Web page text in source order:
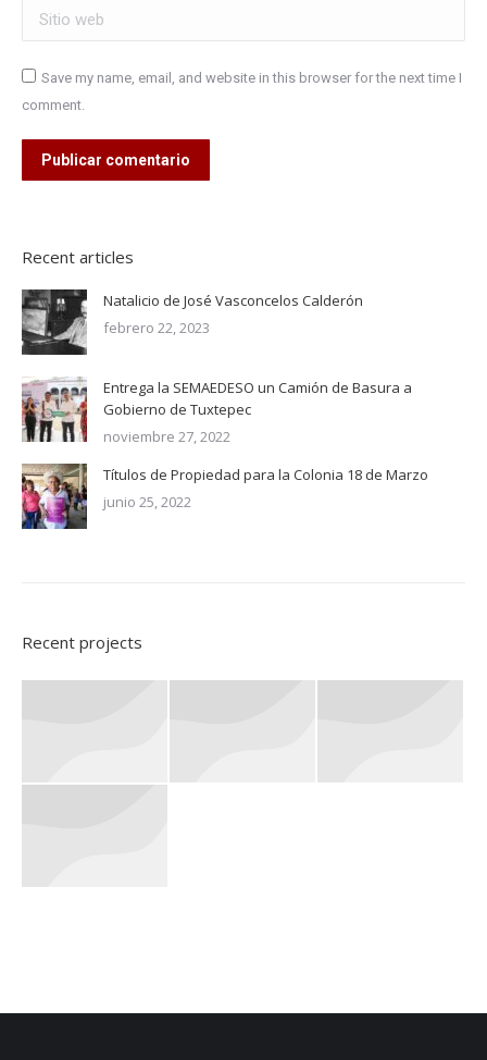
Sitio web
Save my name, email, and website in this browser for the next time I
comment.
Publicar comentario
Recent articles
Natalicio de José Vasconcelos Calderón
febrero 22, 2023
Entrega la SEMAEDESO un Camión de Basura a
Gobierno de Tuxtepec
noviembre 27, 2022
Títulos de Propiedad para la Colonia 18 de Marzo
junio 25, 2022
Recent projects